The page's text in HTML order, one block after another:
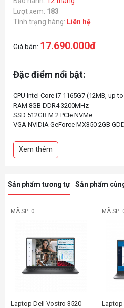
Lượt xem: 183
Tình trạng hàng: Liên hệ
Giá bán: 17.690.000đ
Đặc điểm nổi bật:
CPU Intel Core i7-1165G7 (12MB, up
RAM 8GB DDR4 3200MHz
SSD 512GB M.2 PCIe NVMe
VGA NVIDIA GeForce MX350 2GB
Pin 3Cell 41WHrs
Color Carbon Black (Đen)
Xem thêm
Sản phẩm tương tự Sản phẩm
MÃ SP: 0
Laptop Dell Vostro 3520
MÃ SP:
Laptop